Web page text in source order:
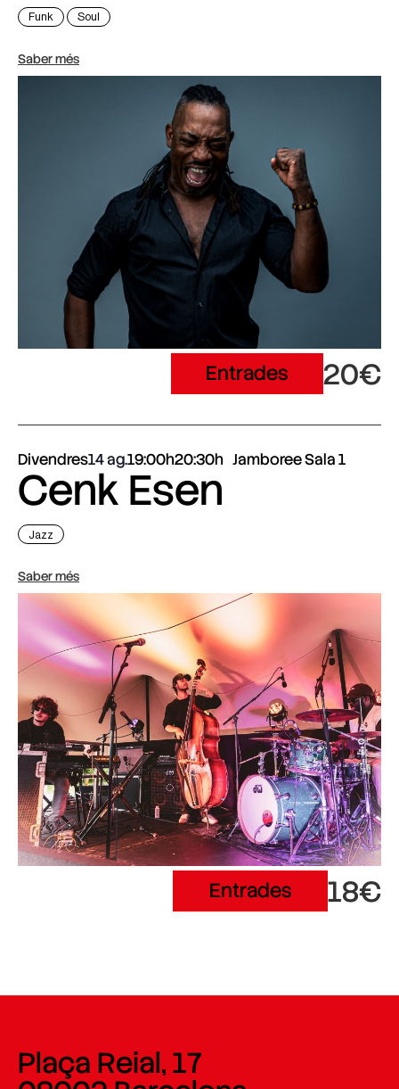
Funk Soul
Saber més
Entrades 20€
Divendres14 ag.19:00h20:30h Jamboree Sala 1
Cenk Esen
Jazz
Saber més
Entrades 18€
Plaça Reial, 17